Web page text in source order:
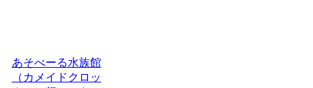
あそべーる水族館
（カメイドクロッ